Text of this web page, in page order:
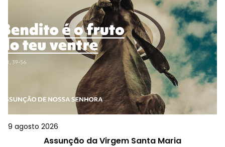
9 agosto 2026
Assunção da Virgem Santa Maria